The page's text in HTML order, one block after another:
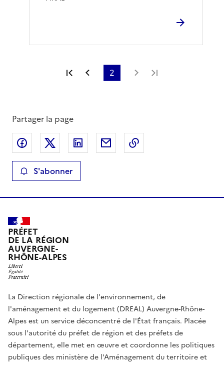
Première page
Page précédente
2 Page suivante
Partager la page
Partager sur Facebook
Partager sur XPartager sur LinkedIn
Partager par email
S'abonner
PRÉFET
DE LA RÉGION
AUVERGNE-
RHÔNE-ALPES
La Direction régionale de l'environnement, de
l'aménagement et du logement (DREAL) Auvergne-Rhône-
Alpes est un service déconcentré de l'État français. Placée
sous l'autorité du préfet de région et des préfets de
département, elle met en œuvre et coordonne les politiques
publiques des ministère de l'Aménagement du territoire et